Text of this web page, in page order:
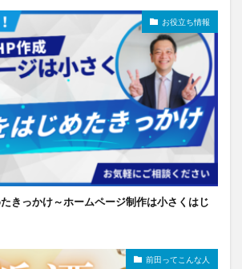
お役立ち情報
きっかけ～ホームページ制作は小さくはじ
前田ってこんな人